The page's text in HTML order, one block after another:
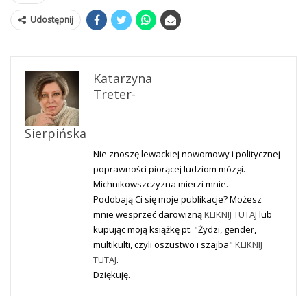
Udostępnij
Katarzyna
Treter-
Sierpińska
Nie znoszę lewackiej nowomowy i politycznej
poprawności piorącej ludziom mózgi.
Michnikowszczyzna mierzi mnie.
Podobają Ci się moje publikacje? Możesz
mnie wesprzeć darowiznąKLIKNIJ TUTAJ lub
kupując moją książkę pt. "Żydzi, gender,
multikulti, czyli oszustwo i szajba" KLIKNIJ
TUTAJ.
Dziękuję.